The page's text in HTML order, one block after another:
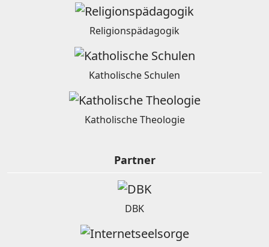
Religionspädagogik
Katholische Schulen
Katholische Theologie
Partner
DBK